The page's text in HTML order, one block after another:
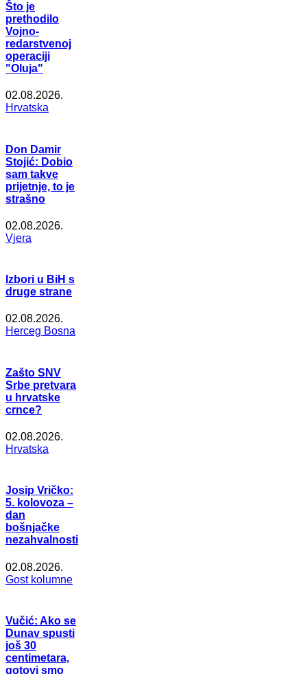
Što je
prethodilo
Vojno-
redarstvenoj
operaciji
"Oluja"
02.08.2026.
Hrvatska
Don Damir
Stojić: Dobio
sam takve
prijetnje, to je
strašno
02.08.2026.
Vjera
Izbori u BiH s
druge strane
02.08.2026.
Herceg Bosna
Zašto SNV
Srbe pretvara
u hrvatske
crnce?
02.08.2026.
Hrvatska
Josip Vričko:
5. kolovoza –
dan
bošnjačke
nezahvalnosti
02.08.2026.
Gost kolumne
Vučić: Ako se
Dunav spusti
još 30
centimetara,
gotovi smo